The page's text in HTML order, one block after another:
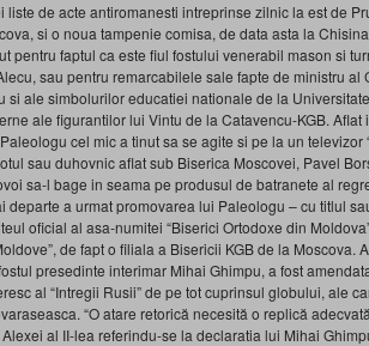
de acte antiromanesti intreprinse zilnic la est de
si o noua tampenie comisa, de data asta la
pentru faptul ca este fiul fostului venerabil mason si
sau pentru remarcabilele sale fapte de ministru
si ale simbolurilor educatiei nationale de la
ale figurantilor lui Vintu de la Catavencu-KGB.
cel mic a tinut sa se agite si pe la un televizor
sau duhovnic aflat sub Biserica Moscovei, Pavel
sa-l bage in seama pe produsul de batranete al
departe a urmat promovarea lui Paleologu – cu titlul
oficial al asa-numitei “Biserici Ortodoxe din
de fapt o filiala a Bisericii KGB de la Moscova.
presedinte interimar Mihai Ghimpu, a fost
al “Intregii Rusii” de pe tot cuprinsul globului, ale
“O atare retorică necesită o replică
al II-lea referindu-se la declaratia lui Mihai